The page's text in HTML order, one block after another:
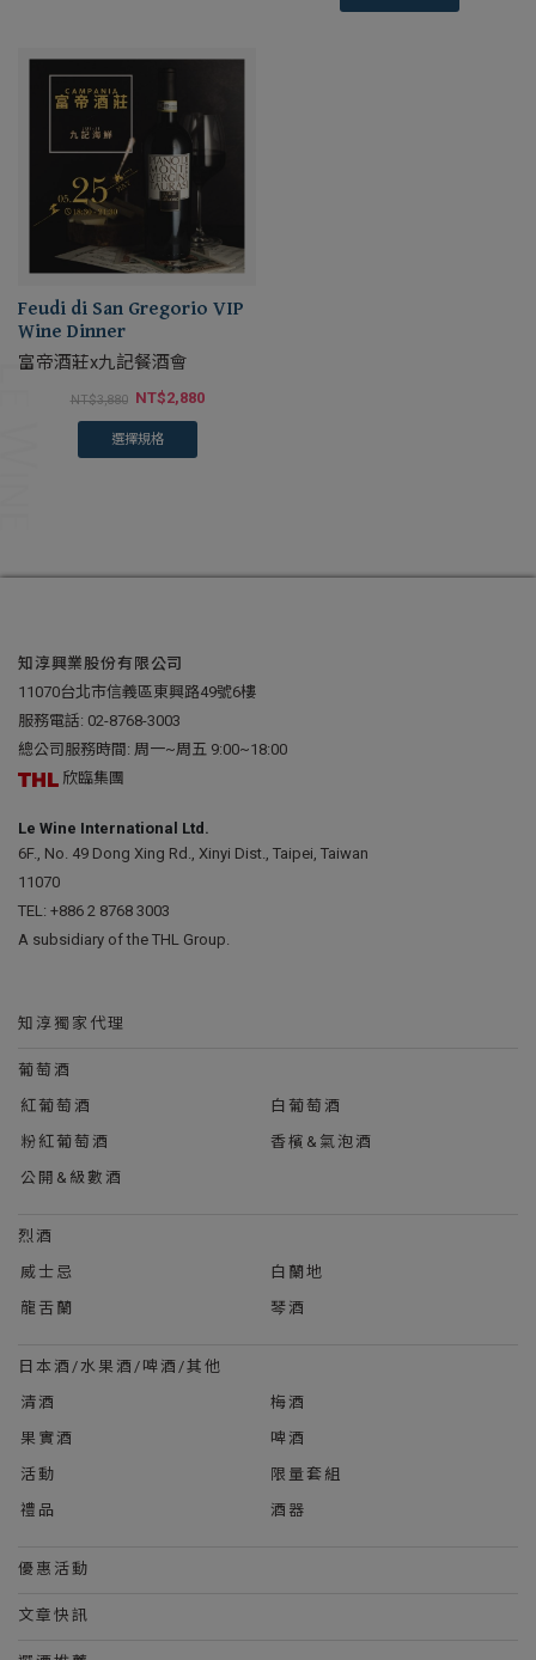
Feudi di San Gregorio VIP
Wine Dinner
富帝酒莊x九記餐酒會
NT$3,880 NT$2,880
選擇規格
知淳興業股份有限公司
11070台北市信義區東興路49號6樓
服務電話: 02-8768-3003
總公司服務時間: 周一~周五 9:00~18:00
欣臨集團
Le Wine International Ltd.
6F., No. 49 Dong Xing Rd., Xinyi Dist., Taipei, Taiwan
11070
TEL: +886 2 8768 3003
A subsidiary of the THL Group.
知淳獨家代理
葡萄酒
紅葡萄酒
白葡萄酒
粉紅葡萄酒
香檳&氣泡酒
公開&級數酒
烈酒
威士忌
白蘭地
龍舌蘭
琴酒
日本酒/水果酒/啤酒/其他
清酒
梅酒
果實酒
啤酒
活動
限量套組
禮品
酒器
優惠活動
文章快訊